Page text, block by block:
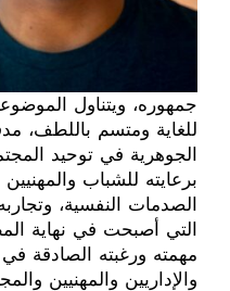
جمهوره، ويتناول
للغاية ومتسم باللطف،
الجوهرية في توحيد
برعايته للشباب
الصدمات النفسية،
التي أصبحت في نهاية
مهمته ورغبته الصادقة في
والإداريين والمهنيين